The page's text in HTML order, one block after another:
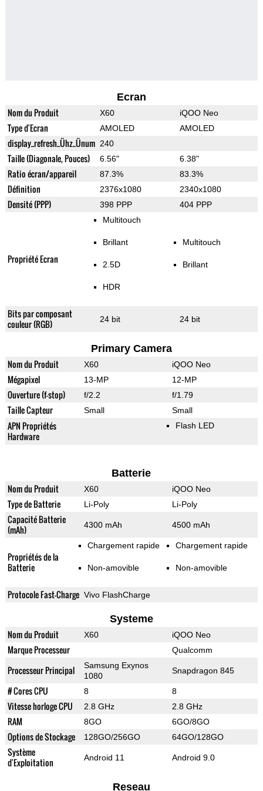
Ecran
Nom du Produit X60 iQOO Neo
Type d'Ecran AMOLED AMOLED
display_refresh_Ühz_Ünum 240
Taille (Diagonale, Pouces) 6.56" 6.38"
Ratio écran/appareil 87.3% 83.3%
Définition 2376x1080 2340x1080
Densité (PPP) 398 PPP 404 PPP
Propriété Ecran
Multitouch
Brillant
2.5D
HDR
Multitouch
Brillant
Bits par composant
couleur (RGB)
24 bit 24 bit
Primary Camera
Nom du Produit X60 iQOO Neo
Mégapixel 13-MP 12-MP
Ouverture (f-stop) f/2.2 f/1.79
Taille Capteur Small Small
APN Propriétés
Hardware
Flash LED
Batterie
Nom du Produit X60 iQOO Neo
Type de Batterie Li-Poly Li-Poly
Capacité Batterie
(mAh)
4300 mAh 4500 mAh
Propriétés de la
Batterie
Chargement rapide
Non-amovible
Chargement rapide
Non-amovible
Protocole Fast-Charge Vivo FlashCharge
Systeme
Nom du Produit X60 iQOO Neo
Marque Processeur Qualcomm
Processeur Principal
Samsung Exynos
1080
Snapdragon 845
# Cores CPU 8 8
Vitesse horloge CPU 2.8 GHz 2.8 GHz
RAM 8GO 6GO/8GO
Options de Stockage 128GO/256GO 64GO/128GO
Système
d'Exploitation
Android 11 Android 9.0
Reseau